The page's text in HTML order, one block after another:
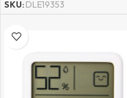
SKU:DLE19353